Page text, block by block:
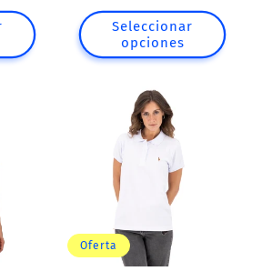
oferta
Seleccionar
opciones
Oferta